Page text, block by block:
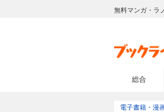
無料マンガ・ラ
総合
電子書籍・漫